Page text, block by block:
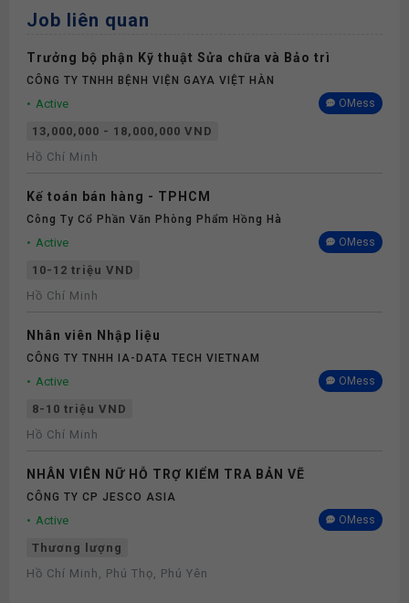
Job liên quan
Trưởng bộ phận Kỹ thuật Sửa chữa và Bảo trì
CÔNG TY TNHH BỆNH VIỆN GAYA VIỆT HÀN
Active OMess
13,000,000 - 18,000,000 VND
Hồ Chí Minh
Kế toán bán hàng - TPHCM
Công Ty Cổ Phần Văn Phòng Phẩm Hồng Hà
Active OMess
10-12 triệu VND
Hồ Chí Minh
Nhân viên Nhập liệu
CÔNG TY TNHH IA-DATA TECH VIETNAM
Active OMess
8-10 triệu VND
Hồ Chí Minh
NHÂN VIÊN NỮ HỖ TRỢ KIỂM TRA BẢN VẼ
CÔNG TY CP JESCO ASIA
Active OMess
Thương lượng
Hồ Chí Minh, Phú Thọ, Phú Yên